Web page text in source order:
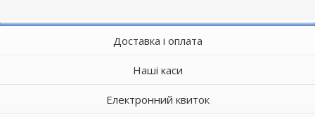
Доставка і оплата
Наші каси
Електронний квиток